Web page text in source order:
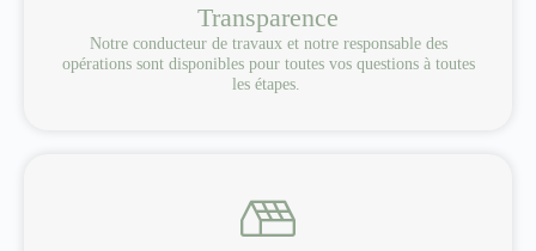
Transparence
Notre conducteur de travaux et notre responsable des
opérations sont disponibles pour toutes vos questions à toutes
les étapes.